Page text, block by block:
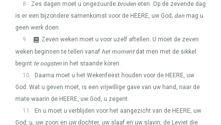
8
Zes dagen moet u ongezuurde broden eten. Op de zevende dag
is er een bijzondere samenkomst voor de HEERE, uw God; dan mag u
geen werk doen.
9
Zeven weken moet u voor uzelf aftellen. U moet de zeven
weken beginnen te tellen vanaf het momentdat men met de sikkel
begint te oogsten in het staande koren.
10
Daarna moet u het Wekenfeest houden voor de HEERE, uw
God. Wat u geven moet, is een vrijwillige gave van uw hand, naar de
mate waarin de HEERE, uw God, u zegent.
11
En u moet u verblijden voor het aangezicht van de HEERE, uw
God, u, uw zoon en uw dochter, uw slaaf en uw slavin, de Leviet die